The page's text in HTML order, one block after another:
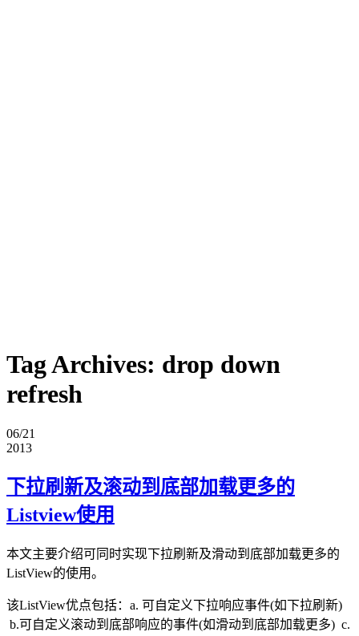
Tag Archives: drop down
refresh
06/21
2013
下拉刷新及滚动到底部加载更多的
Listview使用
本文主要介绍可同时实现下拉刷新及滑动到底部加载更多的
ListView的使用。
该ListView优点包括：a. 可自定义下拉响应事件(如下拉刷新)
b.可自定义滚动到底部响应的事件(如滑动到底部加载更多) c.